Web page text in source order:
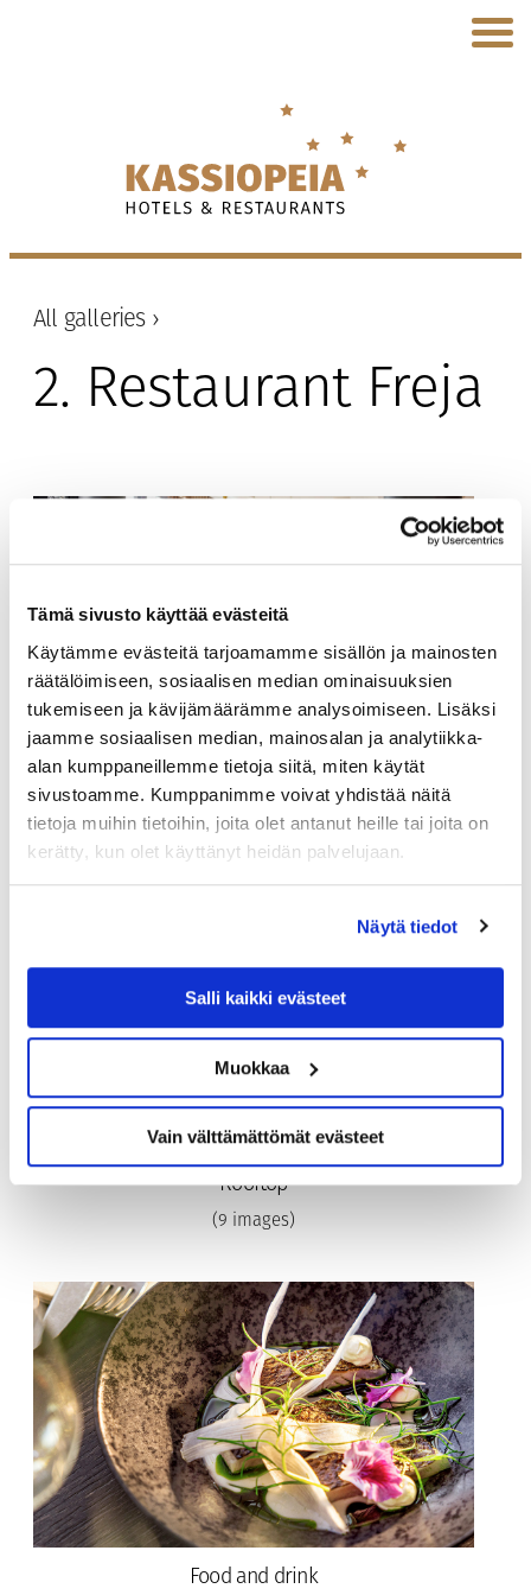
Tämä sivusto käyttää evästeitä
Käytämme evästeitä tarjoamamme sisällön ja mainosten
räätälöimiseen, sosiaalisen median ominaisuuksien
tukemiseen ja kävijämäärämme analysoimiseen. Lisäksi
jaamme sosiaalisen median, mainosalan ja analytiikka-
alan kumppaneillemme tietoja siitä, miten käytät
sivustoamme. Kumppanimme voivat yhdistää näitä
tietoja muihin tietoihin, joita olet antanut heille tai joita on
kerätty, kun olet käyttänyt heidän palvelujaan.
Näytä tiedot
Salli kaikki evästeet
Muokkaa
Vain välttämättömät evästeet
All galleries ›
2. Restaurant Freja
General
(15 images)
Rooftop
(9 images)
Food and drink